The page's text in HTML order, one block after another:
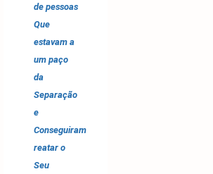
de pessoas
Que
estavam a
um paço
da
Separação
e
Conseguiram
reatar o
Seu